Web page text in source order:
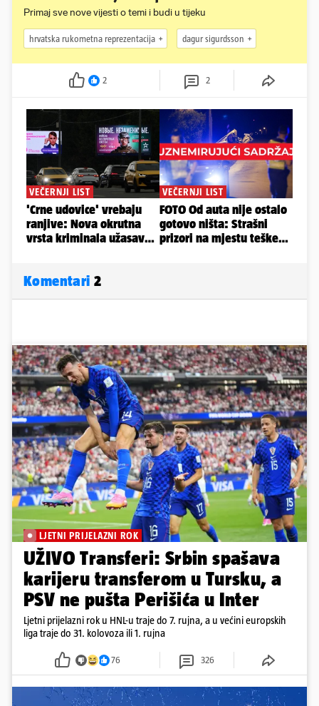
Primaj sve nove vijesti o temi i budi u tijeku
hrvatska rukometna reprezentacija dagur sigurdsson
2 2
Komentari 2
LJETNI PRIJELAZNI ROK
UŽIVO Transferi: Srbin spašava
karijeru transferom u Tursku, a
PSV ne pušta Perišića u Inter
Ljetni prijelazni rok u HNL-u traje do 7. rujna, a u većini europskih
liga traje do 31. kolovoza ili 1. rujna
76 326